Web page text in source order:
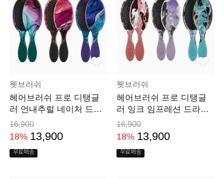
웻브러쉬
헤어브러쉬 프로 디탱글
러 언내추럴 네이처 드라
이 머리 빗
16,900
18% 13,900
무료배송
웻브러쉬
헤어브러쉬 프로 디탱글
러 잉크 임프레션 드라이
머리 빗
16,900
18% 13,900
무료배송